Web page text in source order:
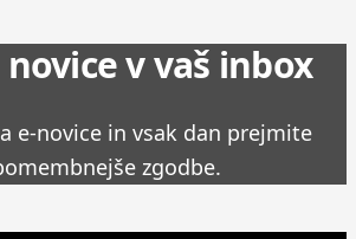
v vaš inbox
e-novice in vsak dan prejmite
zgodbe.